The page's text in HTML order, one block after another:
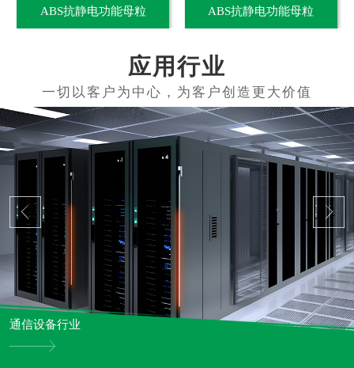
ABS抗静电功能母粒 ABS抗静电功能母粒
应用行业
通信设备行业